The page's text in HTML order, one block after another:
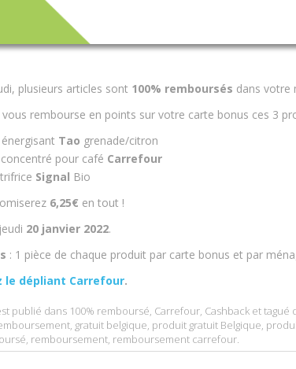
plusieurs articles sont 100% remboursés dans votre
vous rembourse en points sur votre carte bonus ces 3
Tao grenade/citron
pour café Carrefour
Signal Bio
6,25€ en tout !
jeudi 20 janvier 2022.
: 1 pièce de chaque produit par carte bonus et par
le dépliant Carrefour.
publié dans 100% remboursé, Carrefour, Cashback et tagué
, gratuit belgique, produit gratuit Belgique,
, remboursement, remboursement carrefour.